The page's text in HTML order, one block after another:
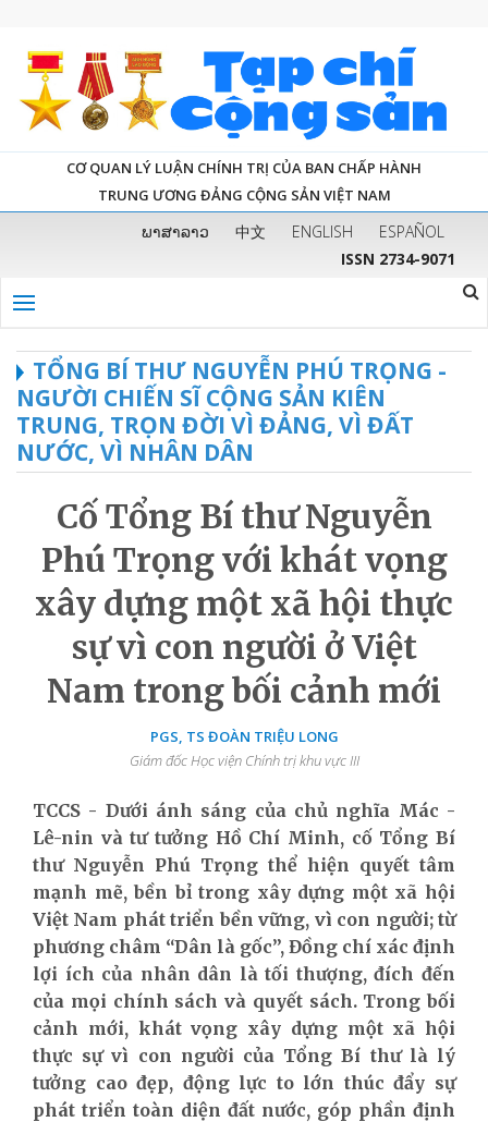
CƠ QUAN LÝ LUẬN CHÍNH TRỊ CỦA BAN CHẤP HÀNH
TRUNG ƯƠNG ĐẢNG CỘNG SẢN VIỆT NAM
ພາສາລາວ 中文 ENGLISH
ESPAÑOL
ISSN 2734-9071
TỔNG BÍ THƯ NGUYỄN PHÚ TRỌNG -
NGƯỜI CHIẾN SĨ CỘNG SẢN KIÊN
TRUNG, TRỌN ĐỜI VÌ ĐẢNG, VÌ ĐẤT
NƯỚC, VÌ NHÂN DÂN
Cố Tổng Bí thư Nguyễn
Phú Trọng với khát vọng
xây dựng một xã hội thực
sự vì con người ở Việt
Nam trong bối cảnh mới
PGS, TS ĐOÀN TRIỆU LONG
Giám đốc Học viện Chính trị khu vực III
TCCS - Dưới ánh sáng của chủ nghĩa Mác -
Lê-nin và tư tưởng Hồ Chí Minh, cố Tổng Bí
thư Nguyễn Phú Trọng thể hiện quyết tâm
mạnh mẽ, bền bỉ trong xây dựng một xã hội
Việt Nam phát triển bền vững, vì con người; từ
phương châm “Dân là gốc”, Đồng chí xác định
lợi ích của nhân dân là tối thượng, đích đến
của mọi chính sách và quyết sách. Trong bối
cảnh mới, khát vọng xây dựng một xã hội
thực sự vì con người của Tổng Bí thư là lý
tưởng cao đẹp, động lực to lớn thúc đẩy sự
phát triển toàn diện đất nước, góp phần định